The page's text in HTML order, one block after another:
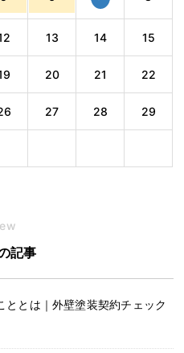
13 14 15
20 21 22
27 28 29
記事
とは｜外壁塗装契約チェック